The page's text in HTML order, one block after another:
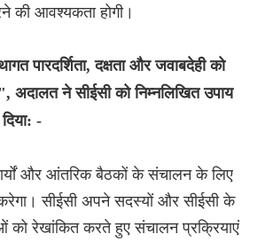
की आवश्यकता होगी।
पारदर्शिता, दक्षता और जवाबदेही को
अदालत ने सीईसी को निम्नलिखित उपाय
-
और आंतरिक बैठकों के संचालन के लिए
करेगा। सीईसी अपने सदस्यों और सीईसी के
को रेखांकित करते हुए संचालन प्रक्रियाएं